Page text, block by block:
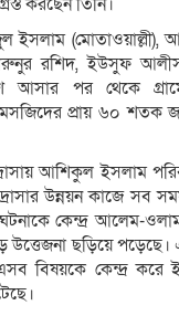
ইসলাম (মোতাওয়াল্লী),
রশিদ, ইউসুফ
পর থেকে গ্রামে
মসজিদের প্রায় ৬০ শতক
আশিকুল ইসলাম
উন্নয়ন কাজে সব
ঘটনাকে কেন্দ্র আলেম-
ছড়িয়ে পড়েছে।
বিষয়কে কেন্দ্র করে